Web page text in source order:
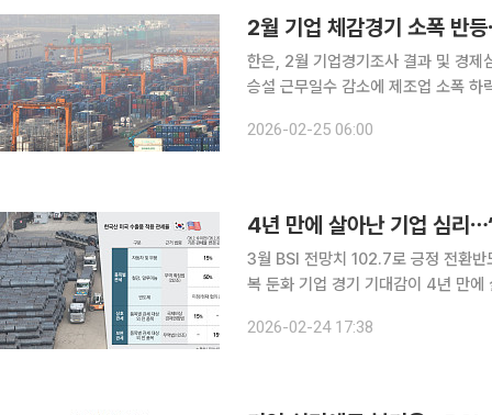
2월 기업 체감경기 소폭 반
한은, 2월 기업경기조사 결과 및 경
승설 근무일수 감소에 제조업 소폭 하락ㆍ비제조업 ↑ 2월 국내 기
2022년 9월 이후 3년 5개월 만에 가
2026-02-25 06:00
3월 BSI 전망치 102.7로 긍정 전환반
복 둔화 기업 경기 기대감이 4년 만에 살아났지만 도널드 트럼프 미국 행정부의 관세 불확실성이 다
면서 경기 반등 모멘텀이 약화될 수
2026-02-24 17:38